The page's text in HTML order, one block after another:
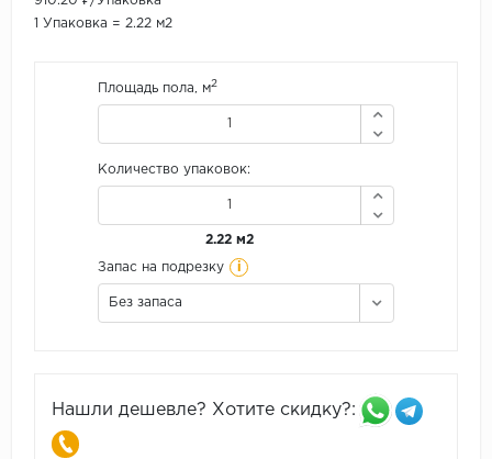
1 Упаковка = 2.22 м2
Площадь пола, м2
Количество упаковок:
2.22 м2
Запас на подрезку i
Без запаса
Нашли дешевле? Хотите скидку?: